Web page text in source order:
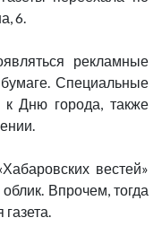
6.
рекламные
Специальные
к Дню города, также
вестей»
Впрочем, тогда